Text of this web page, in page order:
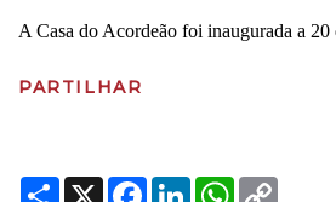
A Casa do Acordeão foi inaugurada a 20
PARTILHAR
Share
X Facebook
LinkedInWhatsApp